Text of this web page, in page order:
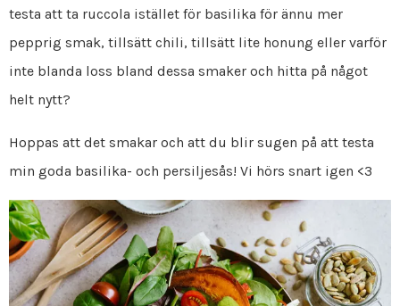
testa att ta ruccola istället för basilika för ännu mer
pepprig smak, tillsätt chili, tillsätt lite honung eller varför
inte blanda loss bland dessa smaker och hitta på något
helt nytt?
Hoppas att det smakar och att du blir sugen på att testa
min goda basilika- och persiljesås! Vi hörs snart igen <3